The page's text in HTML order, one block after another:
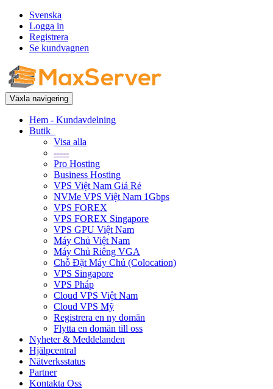
Svenska
Logga in
Registrera
Se kundvagnen
Växla navigering
Hem - Kundavdelning
Butik
Visa alla
-----
Pro Hosting
Business Hosting
VPS Việt Nam Giá Rẻ
NVMe VPS Việt Nam 1Gbps
VPS FOREX
VPS FOREX Singapore
VPS GPU Việt Nam
Máy Chủ Việt Nam
Máy Chủ Riêng VGA
Chỗ Đặt Máy Chủ (Colocation)
VPS Singapore
VPS Pháp
Cloud VPS Việt Nam
Cloud VPS Mỹ
Registrera en ny domän
Flytta en domän till oss
Nyheter & Meddelanden
Hjälpcentral
Nätverksstatus
Partner
Kontakta Oss